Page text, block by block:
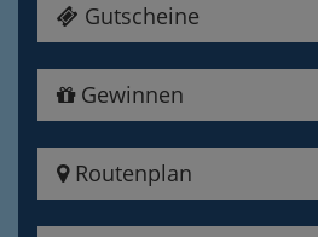
Gutscheine
Gewinnen
Routenplan